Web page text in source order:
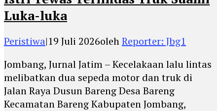
Luka-luka
Peristiwa|19 Juli 2026olehReporter: Jbg1
Jombang, Jurnal Jatim – Kecelakaan lalu lintas
melibatkan dua sepeda motor dan truk di
Jalan Raya Dusun Bareng Desa Bareng
Kecamatan Bareng Kabupaten Jombang,